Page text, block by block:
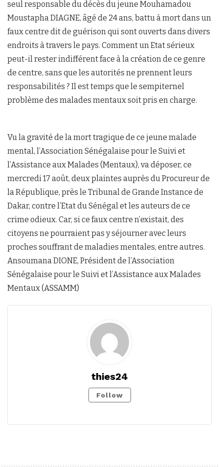
seul responsable du décès du jeune Mouhamadou
Moustapha DIAGNE, âgé de 24 ans, battu à mort dans un
faux centre dit de guérison qui sont ouverts dans divers
endroits à travers le pays. Comment un Etat sérieux
peut-il rester indifférent face à la création de ce genre
de centre, sans que les autorités ne prennent leurs
responsabilités ? Il est temps que le sempiternel
problème des malades mentaux soit pris en charge.
Vu la gravité de la mort tragique de ce jeune malade
mental, l’Association Sénégalaise pour le Suivi et
l’Assistance aux Malades (Mentaux), va déposer, ce
mercredi 17 août, deux plaintes auprès du Procureur de
la République, près le Tribunal de Grande Instance de
Dakar, contre l’Etat du Sénégal et les auteurs de ce
crime odieux. Car, si ce faux centre n’existait, des
citoyens ne pourraient pas y séjourner avec leurs
proches souffrant de maladies mentales, entre autres.
Ansoumana DIONE, Président de l’Association
Sénégalaise pour le Suivi et l’Assistance aux Malades
Mentaux (ASSAMM)
thies24
Follow